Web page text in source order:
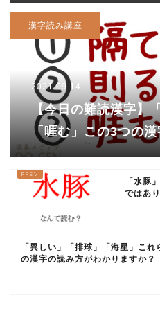
漢字読み講座
2021.09.14
【今日の難読漢字】
「啀む」この3つの
か？
「水豚
ではあ
「異しい」「排球」「海星」これ
の漢字の読み方がわかりますか？